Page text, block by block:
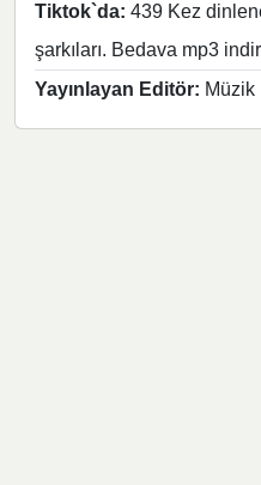
Tiktok`da: 439 Kez
şarkıları. Bedava mp3
Yayınlayan Editör: Müzik